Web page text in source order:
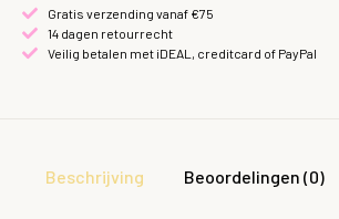
Gratis verzending vanaf €75
14 dagen retourrecht
Veilig betalen met iDEAL, creditcard of PayPal
Beschrijving Beoordelingen (0)